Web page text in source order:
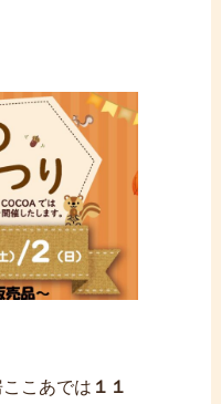
こあでは １１